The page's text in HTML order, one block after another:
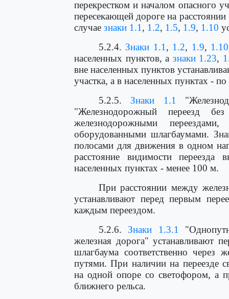
перекрестком и началом опасного
пересекающей дороге на
случае знаки 1.1 , 1.2, 1.5, 1.9, 1.10
5.2.4. Знаки 1.1 , 1.2, 1.9, 1.10
населенных пунктов, а знаки 1.23,
вне населенных пунктов
участка, а в населенных пунктах - по
5.2.5. Знаки 1.1
"Железнодорожный переезд
железнодорожными
оборудованными шлагбаумами.
полосами для движения в одном
расстояние видимости
населенных пунктах - менее 100 м.
При расстоянии между
устанавливают перед первым
каждым переездом.
5.2.6. Знаки 1.3.1
железная дорога" устанавливают
шлагбаума соответственно
путями. При наличии на переезде
на одной опоре со светофором, а
ближнего рельса.